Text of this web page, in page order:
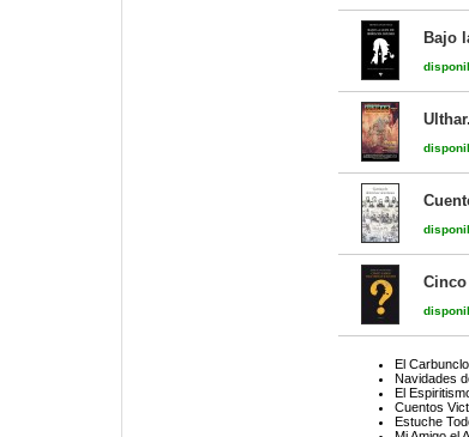
Bajo
El
Navidades
El
Cuentos
Estuche